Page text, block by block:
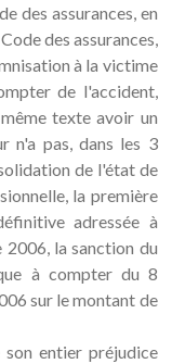
des assurances, en
des assurances,
à la victime
de l'accident,
texte avoir un
n'a pas, dans les 3
de l'état de
la première
adressée à
2006, la sanction du
à compter du 8
sur le montant de
entier préjudice